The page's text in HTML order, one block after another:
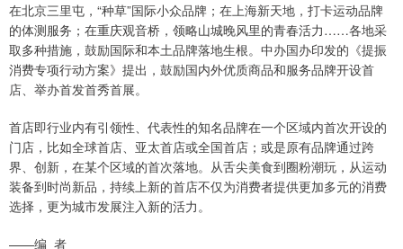
在北京三里屯，“种草”国际小众品牌；在上海新天地，打卡运动品牌
的体测服务；在重庆观音桥，领略山城晚风里的青春活力……各地采
取多种措施，鼓励国际和本土品牌落地生根。中办国办印发的《提振
消费专项行动方案》提出，鼓励国内外优质商品和服务品牌开设首
店、举办首发首秀首展。
首店即行业内有引领性、代表性的知名品牌在一个区域内首次开设的
门店，比如全球首店、亚太首店或全国首店；或是原有品牌通过跨
界、创新，在某个区域的首次落地。从舌尖美食到圈粉潮玩，从运动
装备到时尚新品，持续上新的首店不仅为消费者提供更加多元的消费
选择，更为城市发展注入新的活力。
——编 者